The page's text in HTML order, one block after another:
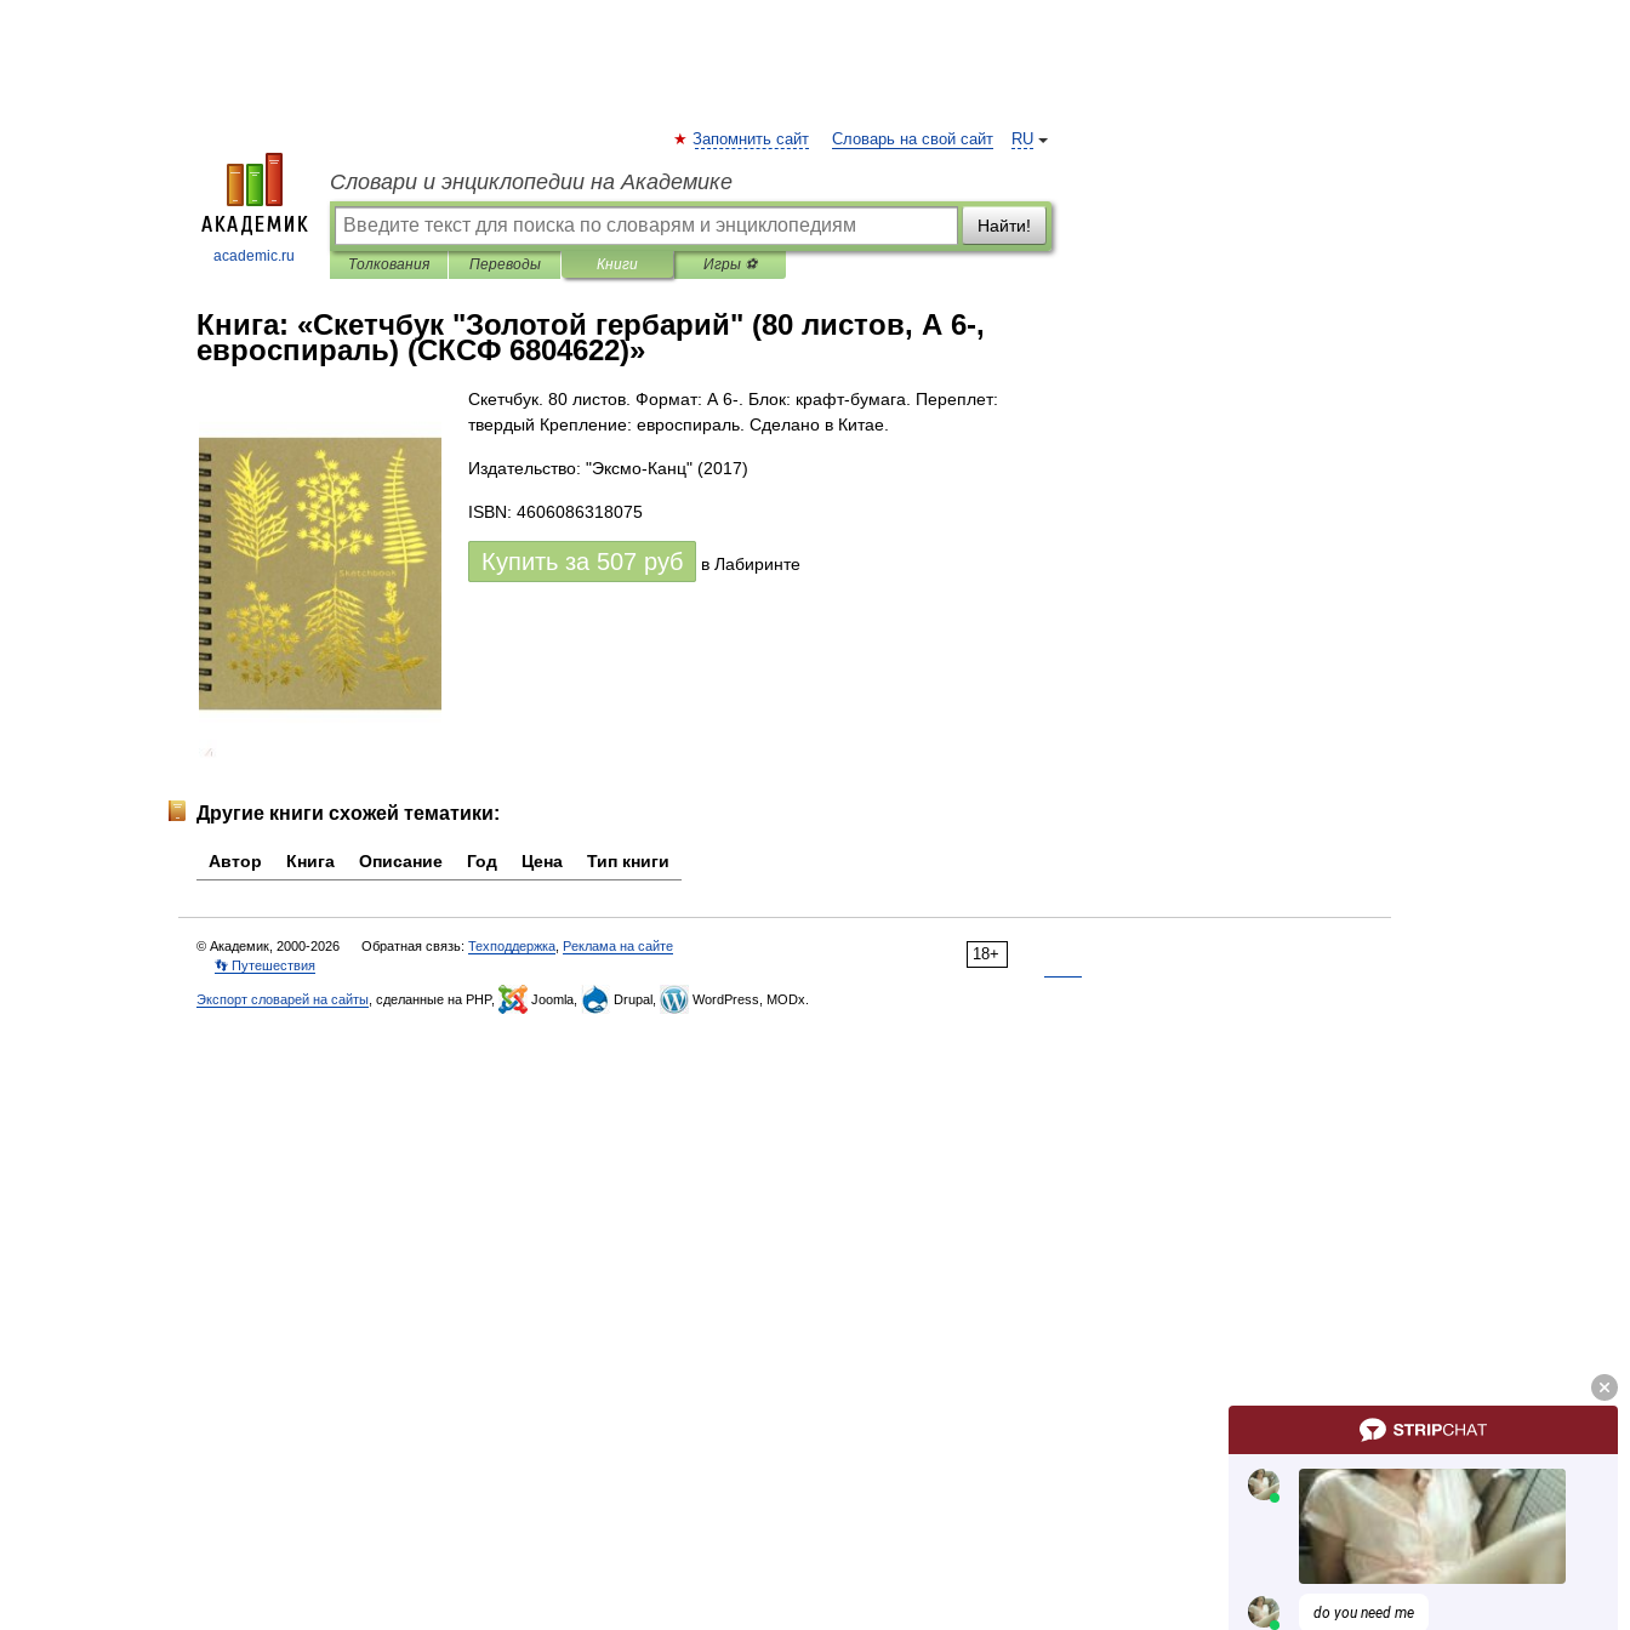
academic.ru
RU
Запомнить сайт Словарь на свой сайт
Словари и энциклопедии на Академике
Найти!
Толкования Переводы Книги Игры ⚽
Книга: «Скетчбук "Золотой гербарий" (80 листов, А 6-,
евроспираль) (СКСФ 6804622)»
Скетчбук. 80 листов. Формат: А 6-. Блок: крафт-бумага. Переплет:
твердый Крепление: евроспираль. Сделано в Китае.
Издательство: "Эксмо-Канц" (2017)
ISBN: 4606086318075
Купить за 507 руб в Лабиринте
Другие книги схожей тематики:
Автор Книга Описание Год Цена Тип книги
18+
© Академик, 2000-2026 Обратная связь: Техподдержка Реклама на сайте
👣 Путешествия
Экспорт словарей на сайты , сделанные на PHP, Joomla, Drupal, WordPress, MODx.